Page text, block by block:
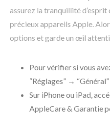
assurez la tranquillité
précieux appareils Apple.
options et garde un œil
Pour vérifier si vous
“Réglages” →
Sur iPhone ou iPad,
AppleCare & Garantie